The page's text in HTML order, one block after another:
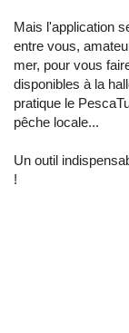
Mais l'application
entre vous,
mer, pour vous
disponibles à la
pratique le
pêche locale...
Un outil
!